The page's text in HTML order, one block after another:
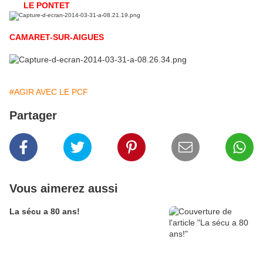
LE PONTET
CAMARET-SUR-AIGUES
#AGIR AVEC LE PCF
Partager
Vous aimerez aussi
La sécu a 80 ans!